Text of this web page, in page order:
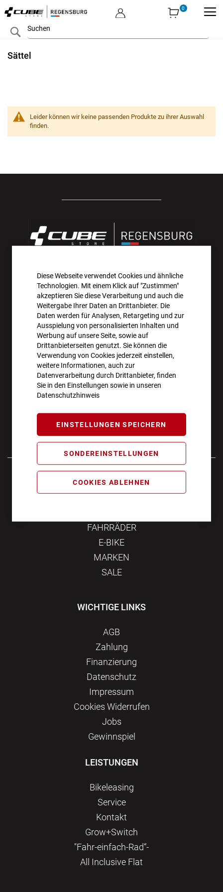
Diese Webseite verwendet Cookies und ähnliche
Technologien. Mit einem Klick auf "Zustimmen"
akzeptieren Sie diese Verarbeitung und auch die
Weitergabe Ihrer Daten an Drittanbieter. Die
Daten werden für Analysen, Retargeting und zur
Ausspielung von personalisierten Inhalten und
Werbung auf unsere Seite, sowie auf
Drittanbieterseiten genutzt. Sie können die
Verwendung von Cookies jederzeit einstellen,
weitere Informationen, auch zur
Datenverarbeitung durch Drittanbieter, finden
Sie in den Einstellungen sowie in unseren
Datenschutzhinweis
EINSTELLUNGEN SPEICHERN
SONDEREINSTELLUNGEN
COOKIES ABLEHNEN
Inhalt
Search
Sättel
Leider können wir keine passenden Produkte zu ihrer Auswahl
finden.
AKTIONEN UND NEUHEITEN ABONNIEREN UND
10€ GUTSCHEIN SICHERN!**
ANMELDEN
**Angebot gültig ab einem Bestellwert von 100€.
Abmeldung jederzeit möglich.
ÖFFNUNGSZEITEN
Montag - Freitag 10:00 - 18:00
Samstag 10:00 - 16:00
FAHRRÄDER
E-BIKE
MARKEN
SALE
WICHTIGE LINKS
AGB
Zahlung
Finanzierung
Datenschutz
Impressum
Сookies Widerrufen
Jobs
Gewinnspiel
LEISTUNGEN
Bikeleasing
Service
Kontakt
Grow+Switch
"Fahr-einfach-Rad“-
All Inclusive Flat